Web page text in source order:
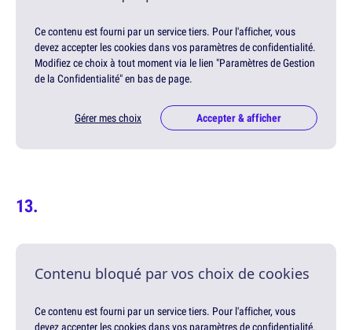
Ce contenu est fourni par un service tiers. Pour l'afficher, vous
devez accepter les cookies dans vos paramètres de confidentialité.
Modifiez ce choix à tout moment via le lien "Paramètres de Gestion
de la Confidentialité" en bas de page.
Gérer mes choix Accepter & afficher
Contenu bloqué par vos choix de cookies
Ce contenu est fourni par un service tiers. Pour l'afficher, vous
devez accepter les cookies dans vos paramètres de confidentialité.